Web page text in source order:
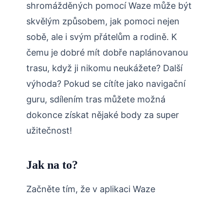
shromážděných pomocí Waze může být
skvělým způsobem, jak pomoci nejen
sobě, ale i svým přátelům a rodině. K
čemu je dobré mít dobře naplánovanou
trasu, když ji nikomu neukážete? Další
výhoda? Pokud se cítíte jako navigační
guru, sdílením tras můžete možná
dokonce získat nějaké body za super
užitečnost!
Jak na to?
Začněte tím, že v aplikaci Waze